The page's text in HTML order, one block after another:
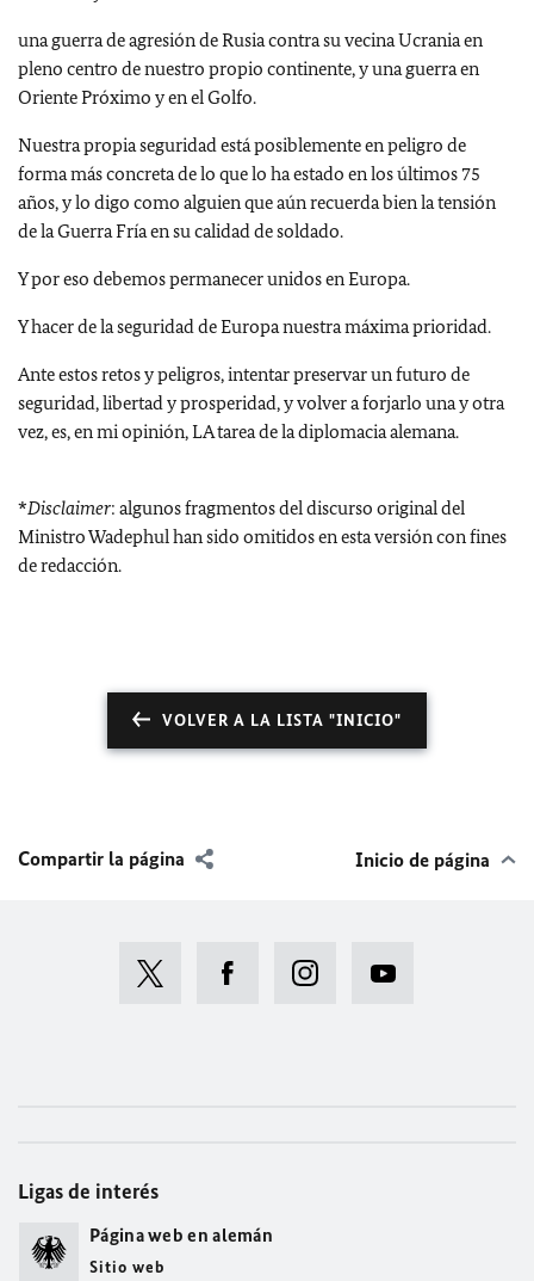
una guerra de agresión de Rusia contra su vecina Ucrania en
pleno centro de nuestro propio continente, y una guerra en
Oriente Próximo y en el Golfo.
Nuestra propia seguridad está posiblemente en peligro de
forma más concreta de lo que lo ha estado en los últimos 75
años, y lo digo como alguien que aún recuerda bien la tensión
de la Guerra Fría en su calidad de soldado.
Y por eso debemos permanecer unidos en Europa.
Y hacer de la seguridad de Europa nuestra máxima prioridad.
Ante estos retos y peligros, intentar preservar un futuro de
seguridad, libertad y prosperidad, y volver a forjarlo una y otra
vez, es, en mi opinión, LA tarea de la diplomacia alemana.
*Disclaimer: algunos fragmentos del discurso original del
Ministro Wadephul han sido omitidos en esta versión con fines
de redacción.
VOLVER A LA LISTA "INICIO"
Compartir la página Inicio de página
Ligas de interés
Página web en alemán
Sitio web